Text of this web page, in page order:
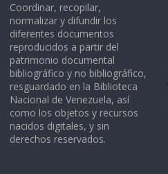
Coordinar, recopilar,
normalizar y difundir los
diferentes documentos
reproducidos a partir del
patrimonio documental
bibliográfico y no bibliográfico,
resguardado en la Biblioteca
Nacional de Venezuela, así
como los objetos y recursos
nacidos digitales, y sin
derechos reservados.